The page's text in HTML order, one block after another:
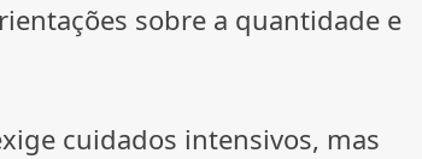
sobre a quantidade e
cuidados intensivos, mas